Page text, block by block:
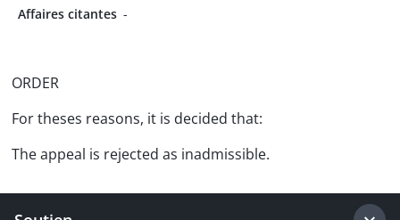
Affaires citantes -
ORDER
For theses reasons, it is decided that:
The appeal is rejected as inadmissible.